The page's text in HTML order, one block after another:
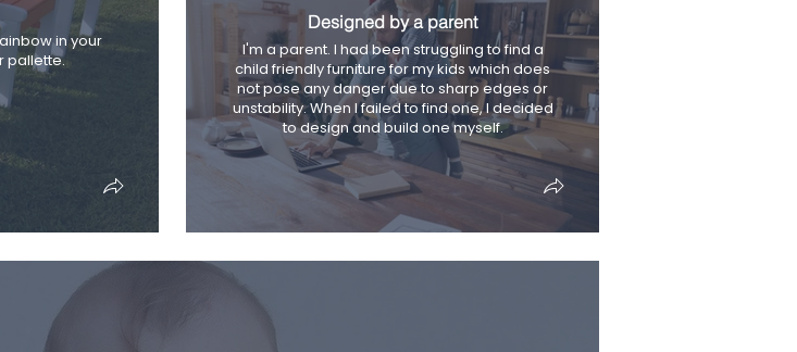
in your
pallette.
Designed by a parent
I'm a parent. I had been struggling to find a
child friendly furniture for my kids which does
not pose any danger due to sharp edges or
unstability. When I failed to find one, I decided
to design and build one myself.